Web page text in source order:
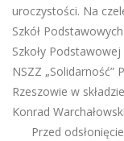
uroczystości. Na
Szkół
Szkoły
NSZZ „Solidarność”
Rzeszowie w
Konrad
Przed